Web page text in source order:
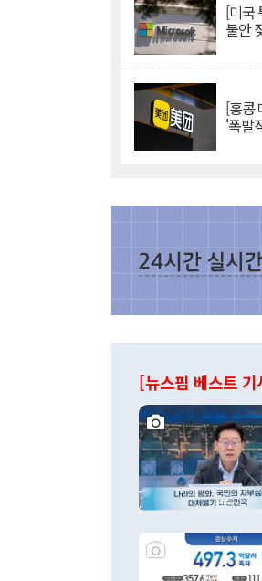
[미국
불안
[홍콩
'폭발
[뉴스핌 베스트 기